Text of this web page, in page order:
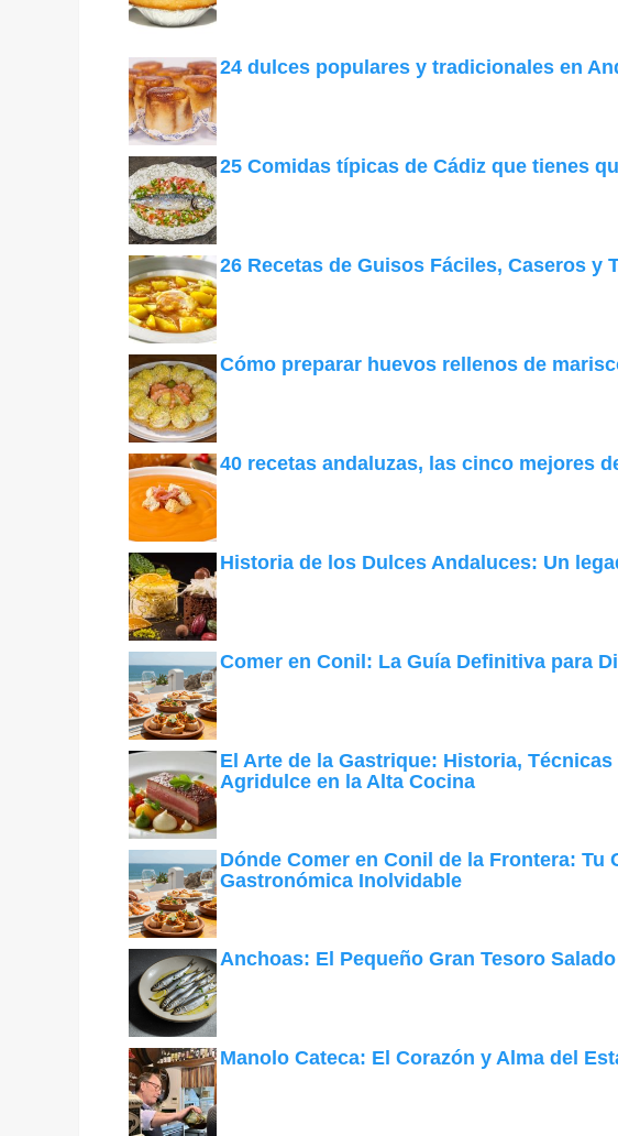
24 dulces populares y tradicionales en
25 Comidas típicas de Cádiz que tienes
26 Recetas de Guisos Fáciles, Caseros y
Cómo preparar huevos rellenos de
40 recetas andaluzas, las cinco mejores
Historia de los Dulces Andaluces: Un
Comer en Conil: La Guía Definitiva para
El Arte de la Gastrique: Historia,
Agridulce en la Alta Cocina
Dónde Comer en Conil de la Frontera:
Gastronómica Inolvidable
Anchoas: El Pequeño Gran Tesoro
Manolo Cateca: El Corazón y Alma del